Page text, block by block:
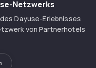
Netzwerks
Dayuse-Erlebnisses
von Partnerhotels